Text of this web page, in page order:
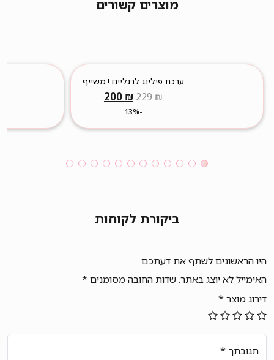
מוצרים קשורים
ערכת פילינג לרגליים+משייף
229₪
המחיר
המקורי
200 ₪
-13%
ביקורת לקוחות
היו הראשונים לשתף את דעתכם
האימייל לא יוצג באתר.שדות החובה מסומנים *
דירוג מוצר *
תגובתך *